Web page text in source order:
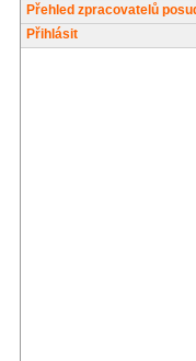
Přehled zpracovatelů
Přihlásit